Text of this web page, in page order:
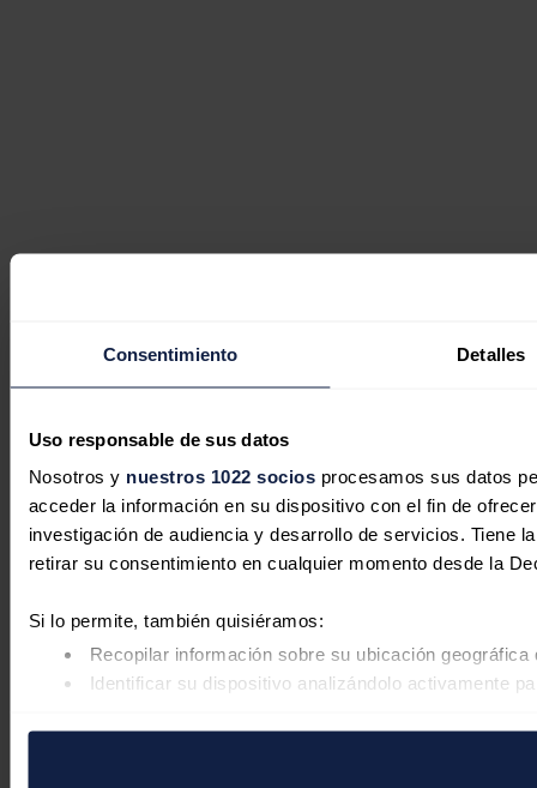
Consentimiento Detalles
Uso responsable de sus datos
Nosotros y nuestros 1022 sociosprocesamos sus datos
acceder la información en su dispositivo con el fin de
investigación de audiencia y desarrollo de servicios. Tiene
retirar su consentimiento en cualquier momento desde la
Si lo permite, también quisiéramos:
Recopilar información sobre su ubicación
Identificar su dispositivo analizándolo activamente